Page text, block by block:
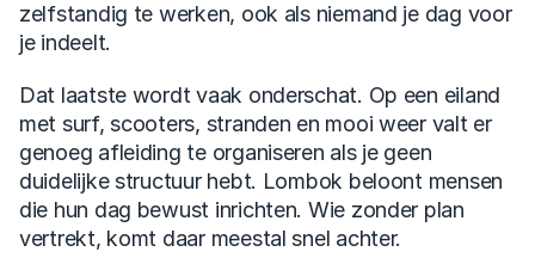
zelfstandig te werken, ook als niemand je dag voor
je indeelt.
Dat laatste wordt vaak onderschat. Op een eiland
met surf, scooters, stranden en mooi weer valt er
genoeg afleiding te organiseren als je geen
duidelijke structuur hebt. Lombok beloont mensen
die hun dag bewust inrichten. Wie zonder plan
vertrekt, komt daar meestal snel achter.